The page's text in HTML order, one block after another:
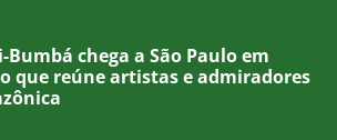
Bumbá chega a São Paulo em
que reúne artistas e admiradores